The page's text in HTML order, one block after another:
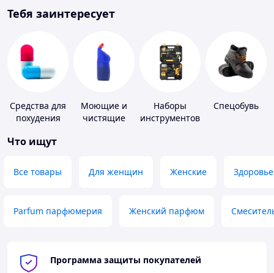
Тебя заинтересует
Средства для
похудения
Моющие и
чистящие
Наборы
инструментов
Спецобувь
Что ищут
Все товары Для женщин Женские Здоровье
Parfum парфюмерия Женский парфюм
Программа защиты покупателей